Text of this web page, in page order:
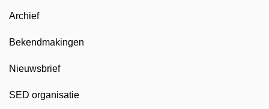
Archief
Bekendmakingen
Nieuwsbrief
SED organisatie